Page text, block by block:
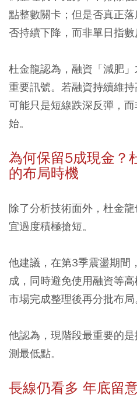
點整數關卡；但是否真正
否持續下降，而非單日指數
杜金龍認為，融資「減肥
重要訊號。若融資持續維
可能只是短線跌深反彈，
始。
為何保留5成現金？
的布局時機
除了分析技術面外，杜金
宜過度積極搶短。
他建議，在第3季震盪期間
成，同時避免使用融資等
市場完成整理後再分批布局
他認為，現階段最重要的
測最低點。
長線仍看多 年底留